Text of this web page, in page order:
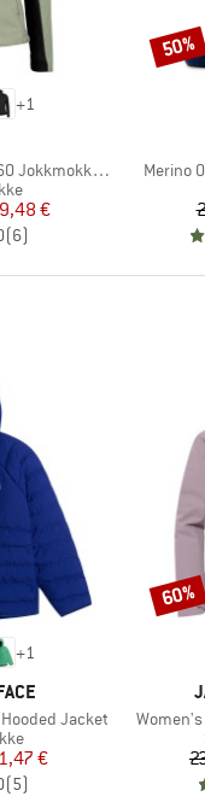
+1
Hybrid Jacket
pris
€
(6)
Artikel
Merino
Rabat
50%
+1
Jacket
pris
€
(5)
Artikel
Rabat
60%